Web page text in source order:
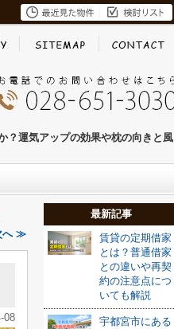
？運気アップの効果や枕の向きと風
へ ≫
08
最新記事
賃貸の定期借家
とは？普通借家
との違いや再契
約の注意点につ
いても解説
宇都宮市にある